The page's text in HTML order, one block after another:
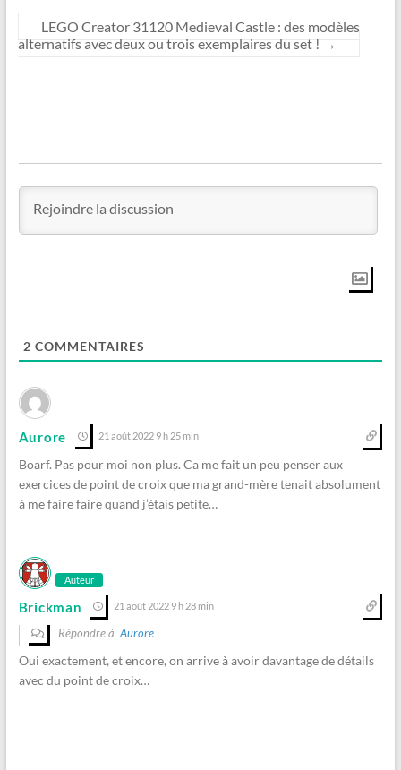
LEGO Creator 31120 Medieval Castle : des modèles
alternatifs avec deux ou trois exemplaires du set ! →
2 COMMENTAIRES
Aurore 21 août 2022 9 h 25 min
Boarf. Pas pour moi non plus. Ca me fait un peu penser aux
exercices de point de croix que ma grand-mère tenait absolument
à me faire faire quand j’étais petite…
Auteur
Brickman 21 août 2022 9 h 28 min
Répondre àAurore
Oui exactement, et encore, on arrive à avoir davantage de détails
avec du point de croix…